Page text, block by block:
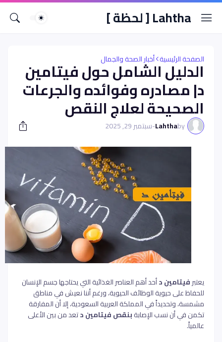
Lahtha [ لحظة ]
الصفحة الرئيسية أخبار الصحة والجمال
الدليل الشامل حول فيتامين
د| مصادره وفوائده والجرعات
الصحيحة لعلاج النقص
by
Lahtha
-سبتمبر 29, 2025
يعتبرفيتامين دأحد أهم العناصر الغذائية التي يحتاجها جسم الإنسان
للحفاظ على حيوية الوظائف الحيوية، ورغم أننا نعيش في مناطق
مشمسة، وتحديداً في المملكة العربية السعودية، إلا أن المفارقة
تكمن في أن نسب الإصابةبنقص فيتامين دتعد من بين الأعلى
عالمياً.